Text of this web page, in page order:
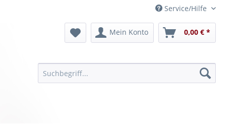
Service/Hilfe
Mein Konto 0,00 € *